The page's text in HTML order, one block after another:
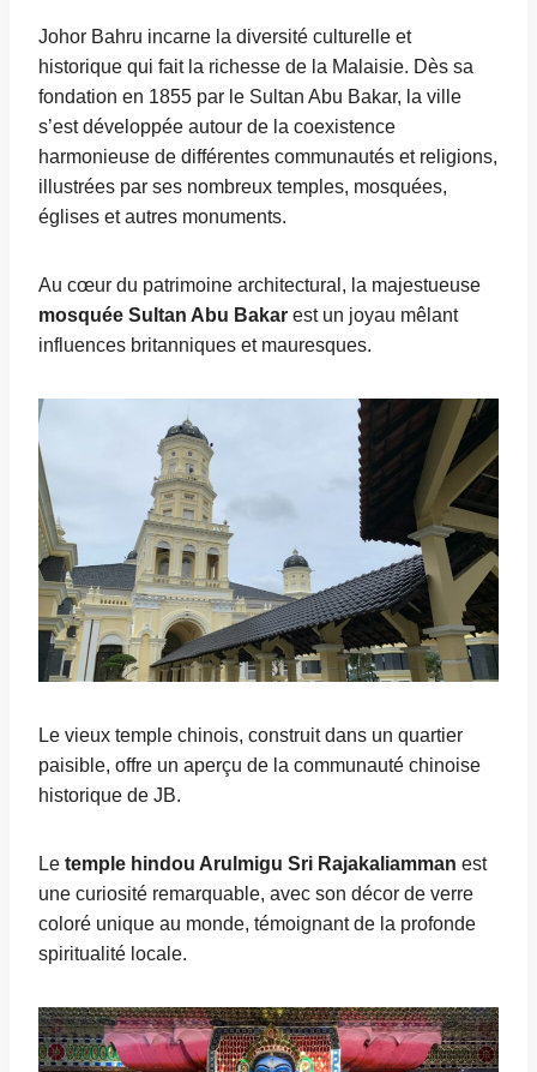
Johor Bahru incarne la diversité culturelle et
historique qui fait la richesse de la Malaisie. Dès sa
fondation en 1855 par le Sultan Abu Bakar, la ville
s’est développée autour de la coexistence
harmonieuse de différentes communautés et religions,
illustrées par ses nombreux temples, mosquées,
églises et autres monuments.
Au cœur du patrimoine architectural, la majestueuse
mosquée Sultan Abu Bakar est un joyau mêlant
influences britanniques et mauresques.
Le vieux temple chinois, construit dans un quartier
paisible, offre un aperçu de la communauté chinoise
historique de JB.
Le temple hindou Arulmigu Sri Rajakaliamman est
une curiosité remarquable, avec son décor de verre
coloré unique au monde, témoignant de la profonde
spiritualité locale.